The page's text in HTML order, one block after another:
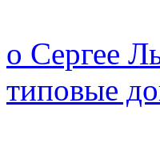
о Сергее
типовые